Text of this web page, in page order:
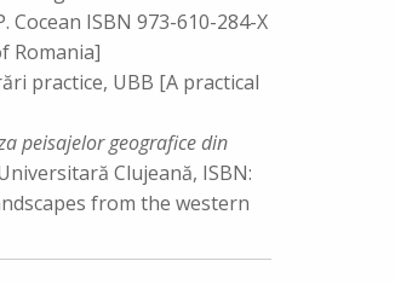
ISBN 973-610-284-X
Romania]
practice, UBB [A practical
peisajelor geografice din
Clujeană, ISBN:
from the western